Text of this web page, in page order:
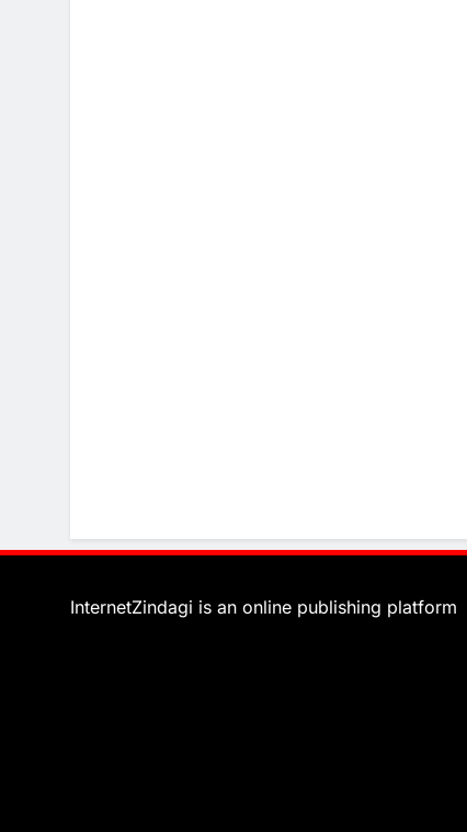
InternetZindagi is an online publishing platform